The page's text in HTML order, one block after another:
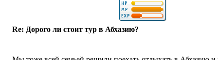
Re: Дорого ли стоит тур в Абхазию?